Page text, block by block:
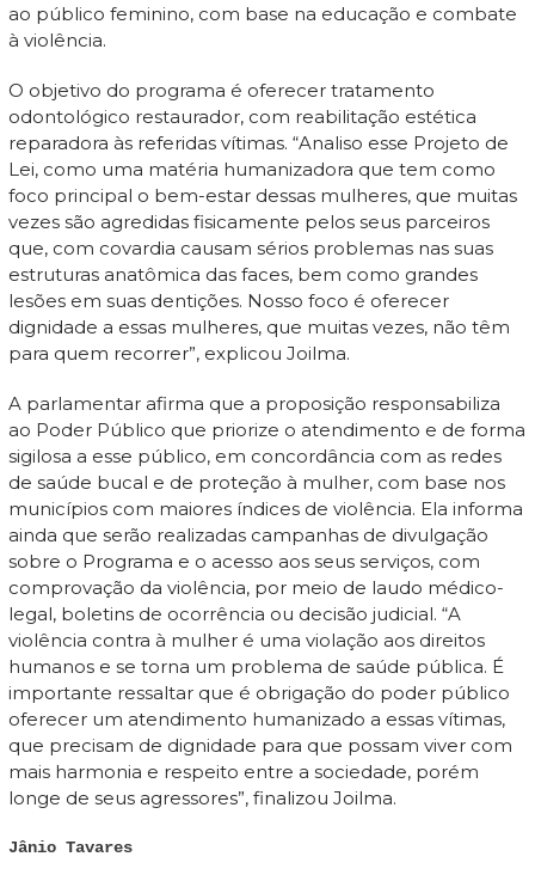
ao público feminino, com base na educação e combate
à violência.
O objetivo do programa é oferecer tratamento
odontológico restaurador, com reabilitação estética
reparadora às referidas vítimas. “Analiso esse Projeto de
Lei, como uma matéria humanizadora que tem como
foco principal o bem-estar dessas mulheres, que muitas
vezes são agredidas fisicamente pelos seus parceiros
que, com covardia causam sérios problemas nas suas
estruturas anatômica das faces, bem como grandes
lesões em suas dentições. Nosso foco é oferecer
dignidade a essas mulheres, que muitas vezes, não têm
para quem recorrer”, explicou Joilma.
A parlamentar afirma que a proposição responsabiliza
ao Poder Público que priorize o atendimento e de forma
sigilosa a esse público, em concordância com as redes
de saúde bucal e de proteção à mulher, com base nos
municípios com maiores índices de violência. Ela informa
ainda que serão realizadas campanhas de divulgação
sobre o Programa e o acesso aos seus serviços, com
comprovação da violência, por meio de laudo médico-
legal, boletins de ocorrência ou decisão judicial. “A
violência contra à mulher é uma violação aos direitos
humanos e se torna um problema de saúde pública. É
importante ressaltar que é obrigação do poder público
oferecer um atendimento humanizado a essas vítimas,
que precisam de dignidade para que possam viver com
mais harmonia e respeito entre a sociedade, porém
longe de seus agressores”, finalizou Joilma.
Jânio Tavares